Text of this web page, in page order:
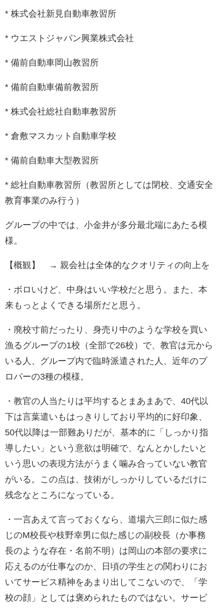
* 株式会社新見自動車教習所
* ウエストジャパン興業株式会社
* 備前自動車岡山教習所
* 備前自動車備前教習所
* 株式会社総社自動車教習所
* 倉敷マスカット自動車学校
* 備前自動車大型教習所
* 総社自動車教習所（教習所としては閉校、交通安全
教育事業のみ行う）
グループの中では、小金井が多分最北端にあたる模
様。
【概観】 → 親会社は全体的なクオリティの向上を
・ボロいけど、中身はいい学校だと思う。また、本
来もっとよくできる場所だと思う。
・廃校寸前だったり、身売り中のような学校を買い
漁るグループの1校（全部で26校）で、教官は元から
いる人、グループ内で臨時派遣された人、近年のプ
ロパーの3種の模様。
・教官の人当たりは平均するとまあまあで、40代以
下は言葉遣いもはっきりしており平均的に好印象、
50代以降は一部難ありだが、基本的に「しっかり指
導したい」という意欲は明確で、なんとかしたいと
いう思いの表現方法がうまく噛み合っていない教官
がいる。この点は、技術がしっかりしているだけに
残念なところになっている。
・一言あえて言っておくなら、道場六三郎に似た感
じのM校長や枝野幸男に似た感じの副校長（か事務
長のような存在・名前不明）は岡山の本部の要求に
応えるのが仕事なのか、日頃の学生との関わりにお
いてサービス精神をあまり出してこないので、「学
校の顔」としては褒められたものではない。サービ